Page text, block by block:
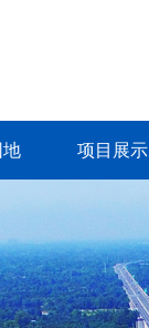
地 项目展示